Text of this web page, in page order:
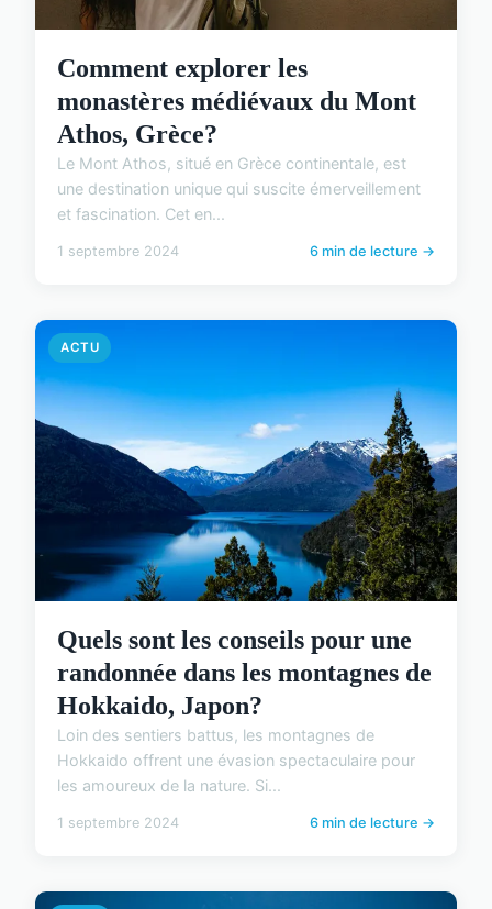
Comment explorer les
monastères médiévaux du Mont
Athos, Grèce?
Le Mont Athos, situé en Grèce continentale, est
une destination unique qui suscite émerveillement
et fascination. Cet en...
1 septembre 2024 6 min de lecture →
ACTU
Quels sont les conseils pour une
randonnée dans les montagnes de
Hokkaido, Japon?
Loin des sentiers battus, les montagnes de
Hokkaido offrent une évasion spectaculaire pour
les amoureux de la nature. Si...
1 septembre 2024 6 min de lecture →